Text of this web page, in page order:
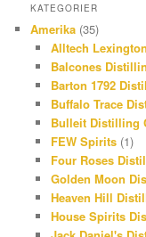
b
o
e
d
s
a
a
m
i
e
s
KATEGORIER
Amerika (35)
Alltech
Balcones
Barton 1792
Buffalo Trace
Bulleit Distilling
FEW Spirits(1)
Four Roses
Golden Moon
Heaven Hill
House Spirits